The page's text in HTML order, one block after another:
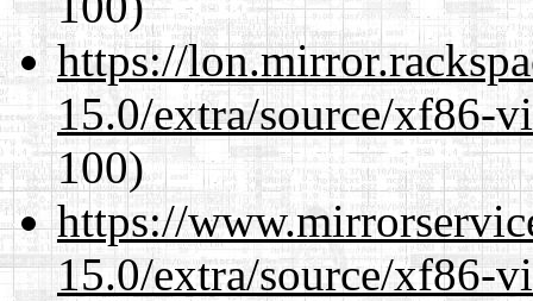
https://
15.0/extra/source/xf86-
100)
https://
15.0/extra/source/xf86-